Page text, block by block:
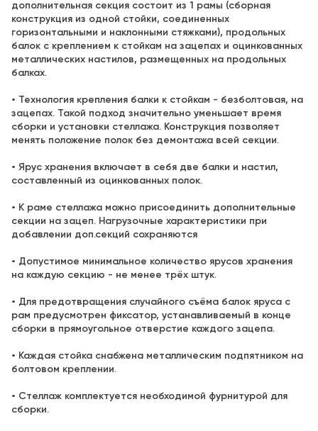
дополнительная секция состоит из 1 рамы (сборная
конструкция из одной стойки, соединенных
горизонтальными и наклонными стяжками), продольных
балок с креплением к стойкам на зацепах и оцинкованных
металлических настилов, размещенных на продольных
балках.
• Технология крепления балки к стойкам - безболтовая, на
зацепах. Такой подход значительно уменьшает время
сборки и установки стеллажа. Конструкция позволяет
менять положение полок без демонтажа всей секции.
• Ярус хранения включает в себя две балки и настил,
составленный из оцинкованных полок.
• К раме стеллажа можно присоединить дополнительные
секции на зацеп. Нагрузочные характеристики при
добавлении доп.секций сохраняются
• Допустимое минимальное количество ярусов хранения
на каждую секцию - не менее трёх штук.
• Для предотвращения случайного съёма балок яруса с
рам предусмотрен фиксатор, устанавливаемый в конце
сборки в прямоугольное отверстие каждого зацепа.
• Каждая стойка снабжена металлическим подпятником на
болтовом креплении.
• Стеллаж комплектуется необходимой фурнитурой для
сборки.